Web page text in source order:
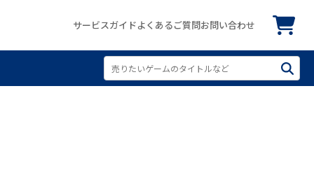
サービスガイドよくあるご質問お問い合わせ